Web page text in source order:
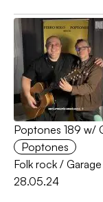
Poptones 189 w/
Poptones
Folk rock /
28.05.24